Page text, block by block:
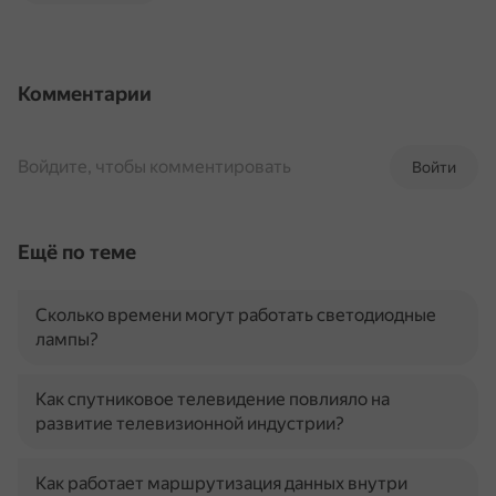
Комментарии
Войти
Войдите, чтобы комментировать
Ещё по теме
Сколько времени могут работать светодиодные
лампы?
Как спутниковое телевидение повлияло на
развитие телевизионной индустрии?
Как работает маршрутизация данных внутри